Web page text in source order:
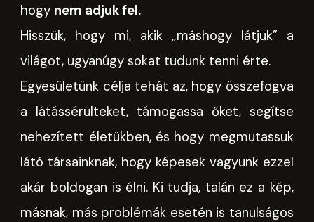
hogy nem adjuk fel.
Hisszük, hogy mi, akik „máshogy látjuk” a
világot, ugyanúgy sokat tudunk tenni érte.
Egyesületünk célja tehát az, hogy összefogva
a látássérülteket, támogassa őket, segítse
nehezített életükben, és hogy megmutassuk
látó társainknak, hogy képesek vagyunk ezzel
akár boldogan is élni. Ki tudja, talán ez a kép,
másnak, más problémák esetén is tanulságos